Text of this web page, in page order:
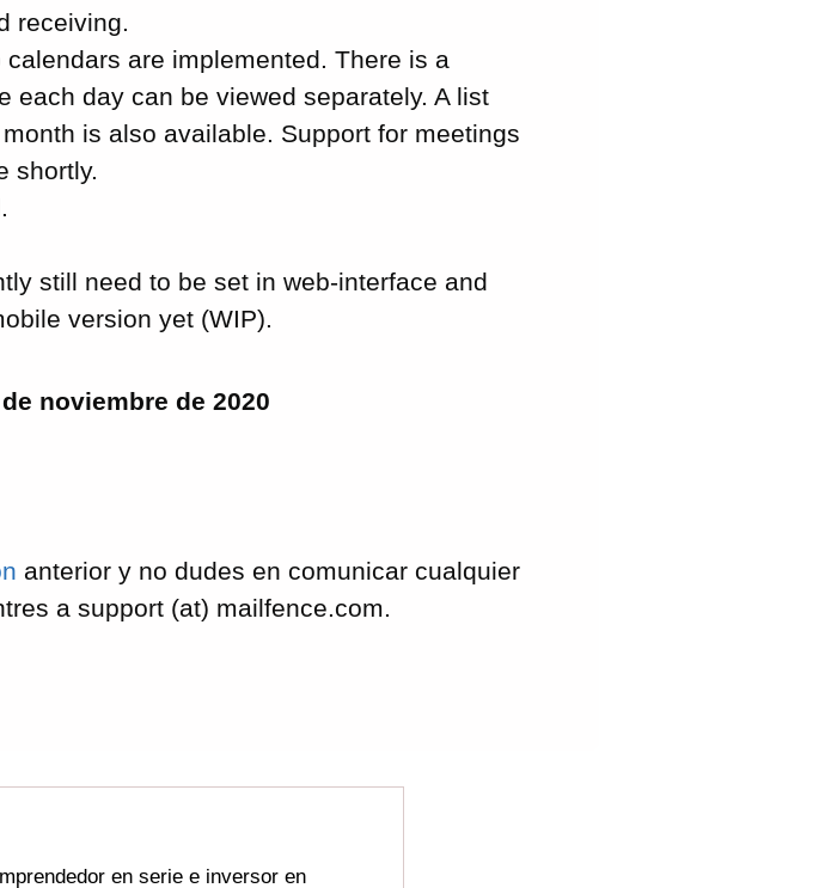
receiving.
are implemented. There is a
each day can be viewed separately. A list
is also available. Support for meetings
shortly.
still need to be set in web-interface and
version yet (WIP).
noviembre de 2020
anterior y no dudes en comunicar cualquier
a support (at) mailfence.com.
en serie e inversor en